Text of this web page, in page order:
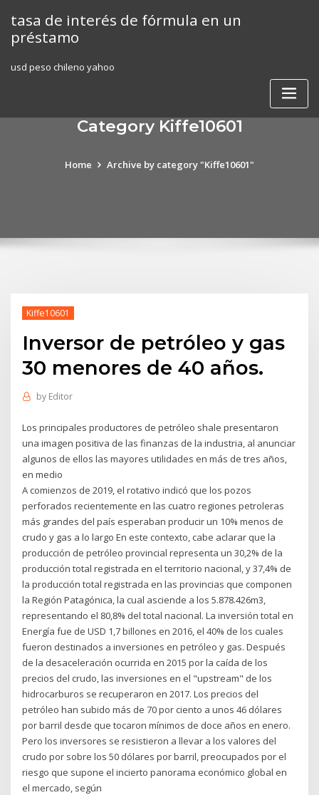
content
tasa de interés de fórmula en un
préstamo
usd peso chileno yahoo
Category Kiffe10601
Home Archive by category "Kiffe10601"
Kiffe10601
Inversor de petróleo y gas
30 menores de 40 años.
by Editor
Los principales productores de petróleo shale presentaron
una imagen positiva de las finanzas de la industria, al anunciar
algunos de ellos las mayores utilidades en más de tres años,
en medio
A comienzos de 2019, el rotativo indicó que los pozos
perforados recientemente en las cuatro regiones petroleras
más grandes del país esperaban producir un 10% menos de
crudo y gas a lo largo En este contexto, cabe aclarar que la
producción de petróleo provincial representa un 30,2% de la
producción total registrada en el territorio nacional, y 37,4% de
la producción total registrada en las provincias que componen
la Región Patagónica, la cual asciende a los 5.878.426m3,
representando el 80,8% del total nacional. La inversión total en
Energía fue de USD 1,7 billones en 2016, el 40% de los cuales
fueron destinados a inversiones en petróleo y gas. Después
de la desaceleración ocurrida en 2015 por la caída de los
precios del crudo, las inversiones en el "upstream" de los
hidrocarburos se recuperaron en 2017. Los precios del
petróleo han subido más de 70 por ciento a unos 46 dólares
por barril desde que tocaron mínimos de doce años en enero.
Pero los inversores se resistieron a llevar a los valores del
crudo por sobre los 50 dólares por barril, preocupados por el
riesgo que supone el incierto panorama económico global en
el mercado, según